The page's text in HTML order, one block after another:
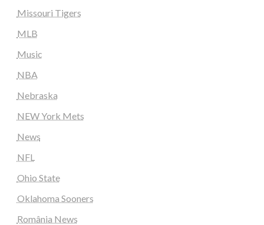
Missouri Tigers
MLB
Music
NBA
Nebraska
NEW York Mets
News
NFL
Ohio State
Oklahoma Sooners
România News